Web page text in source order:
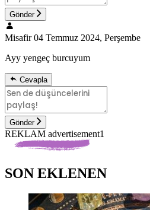
Gönder
Misafir 04 Temmuz 2024, Perşembe
Ayy yengeç burcuyum
Cevapla
Gönder
REKLAM advertisement1
SON EKLENEN